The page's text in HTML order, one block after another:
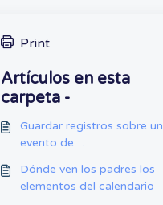
Print
Artículos en esta
carpeta -
Guardar registros sobre un
evento de
Dónde ven los padres los
elementos del calendario